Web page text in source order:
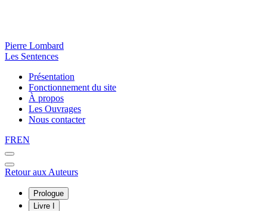
Pierre Lombard
Les Sentences
Présentation
Fonctionnement du site
À propos
Les Ouvrages
Nous contacter
FREN
Retour aux Auteurs
Prologue
Livre I